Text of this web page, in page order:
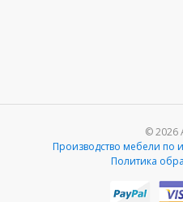
© 2026
Производство мебели по
Политика